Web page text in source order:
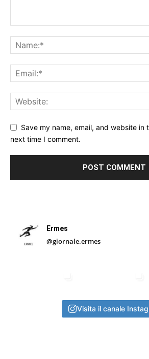
Save my name, email, and website in
next time I comment.
Ermes
@giornale.ermes
Visita il canale